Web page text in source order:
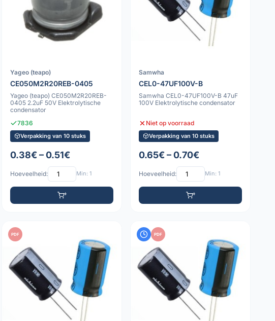
Yageo (teapo)
CE050M2R20REB-0405
Yageo (teapo) CE050M2R20REB-
0405 2.2uF 50V Elektrolytische
condensator
7836
Verpakking van 10 stuks
0.38€ – 0.51€
Hoeveelheid: Min: 1
Samwha
CEL0-47UF100V-B
Samwha CEL0-47UF100V-B 47uF
100V Elektrolytische condensator
Niet op voorraad
Verpakking van 10 stuks
0.65€ – 0.70€
Hoeveelheid: Min: 1
PDF PDF